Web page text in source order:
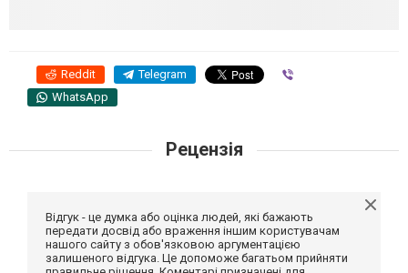
Reddit Telegram
WhatsApp
Рецензія
Відгук - це думка або оцінка людей, які бажають
передати досвід або враження іншим користувачам
нашого сайту з обов'язковою аргументацією
залишеного відгука. Це допоможе багатьом прийняти